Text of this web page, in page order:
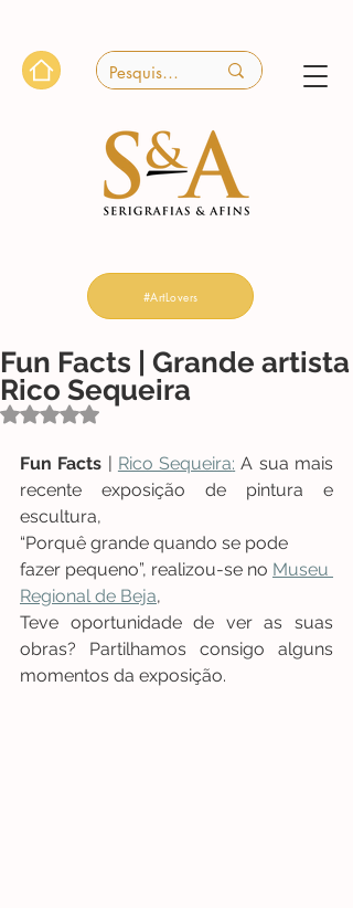
#ArtLovers
Fun Facts | Grande artista
Rico Sequeira
Avaliado com NaN de 5 estrelas.
Fun Facts | Rico Sequeira: A sua mais
recente exposição de pintura e
escultura,
“Porquê grande quando se pode
fazer pequeno”, realizou-se no Museu
Regional de Beja,
Teve oportunidade de ver as suas
obras? Partilhamos consigo alguns
momentos da exposição.